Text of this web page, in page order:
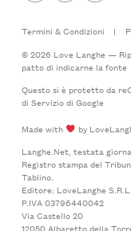
Termini & Condizioni |
© 2026 Love Langhe —
patto di indicarne la fonte
Questo si è protetto da
di Serviziodi Google
Made with
by
Langhe.Net, testata
Registro stampa del
Tablino.
Editore: LoveLanghe S.R.L.
P.IVA 03796440042
Via Castello 20